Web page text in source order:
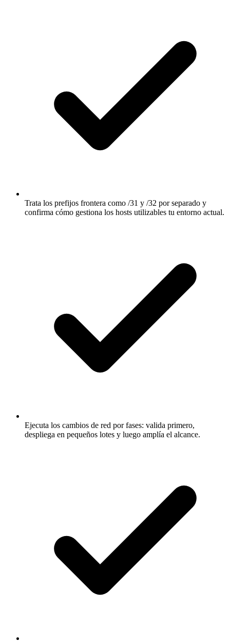
Trata los prefijos frontera como /31 y /32 por separado y
confirma cómo gestiona los hosts utilizables tu entorno actual.
Ejecuta los cambios de red por fases: valida primero,
despliega en pequeños lotes y luego amplía el alcance.